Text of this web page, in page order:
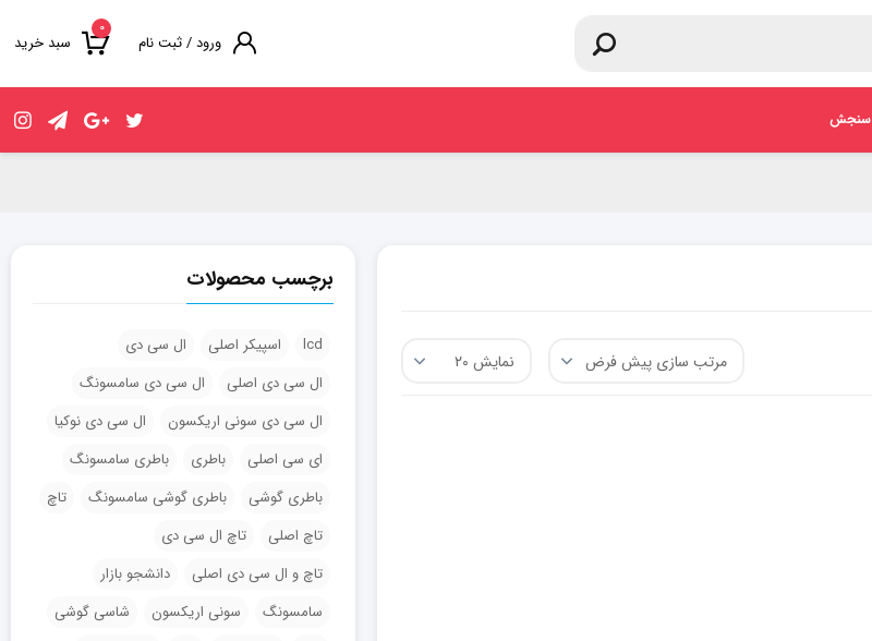
۰
سبد خرید ورود / ثبت نام
سنجش
برچسب محصولات
lcd اسپیکر اصلی
ال سی دی
ال سی دی اصلی
ال سی دی سامسونگ
ال سی دی سونی اریکسون
ال سی دی نوکیا
ای سی اصلی
باطری
باطری سامسونگ
باطری گوشی
باطری گوشی سامسونگ
تاچ
تاچ اصلی
تاچ ال سی دی
تاچ و ال سی دی اصلی
دانشجو بازار
سامسونگ
سونی اریکسون
شاسی گوشی